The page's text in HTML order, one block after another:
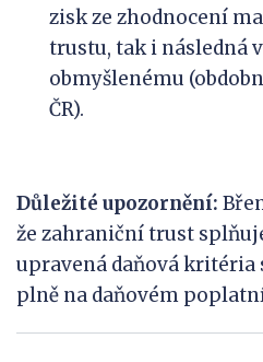
zisk ze zhodnocení
trustu, tak i následná
obmyšlenému
ČR).
Důležité upozornění:
že zahraniční trust
upravená daňová
plně na daňovém